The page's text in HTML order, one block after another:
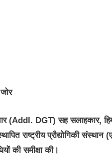
(Addl. DGT) सह सलाहकार,
राष्ट्रीय प्रौद्योगिकी
की समीक्षा की।